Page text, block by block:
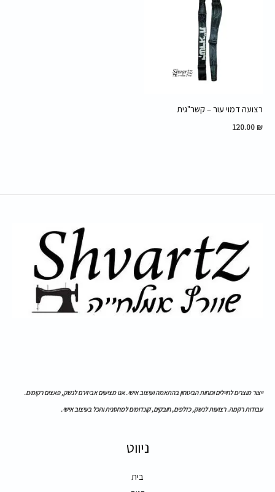
רצועה דמוי עור – קשר"גית
120.00 ₪
ייצור מוצרים לחיילים וכוחות הביטחון בהתאמה ועיצוב אישי. אנו מציעים אביזירם לנשק, פאצים רקומים.
עבודות רקמה. רצועות לנשק, כזלפים, חובקים, קונדומים למחסנית והכל בעיצוב אישי.
ניווט
בית